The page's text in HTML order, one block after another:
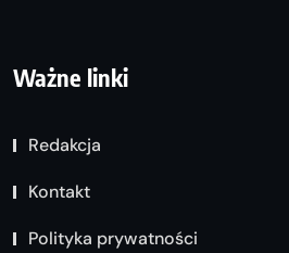
Ważne linki
Redakcja
Kontakt
Polityka prywatności